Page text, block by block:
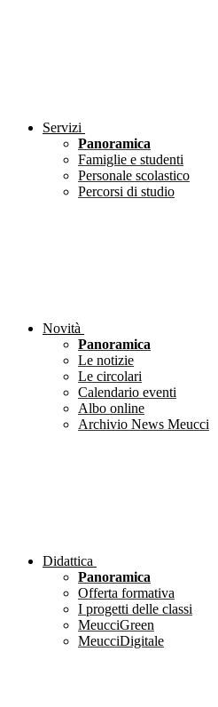
Servizi
Panoramica
Famiglie e studenti
Personale scolastico
Percorsi di studio
Novità
Panoramica
Le notizie
Le circolari
Calendario eventi
Albo online
Archivio News Meucci
Didattica
Panoramica
Offerta formativa
I progetti delle classi
MeucciGreen
MeucciDigitale